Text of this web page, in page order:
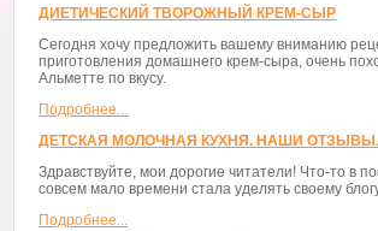
ДИЕТИЧЕСКИЙ ТВОРОЖНЫЙ КРЕМ-СЫР
Сегодня хочу предложить вашему вниманию
приготовления домашнего крем-сыра, очень
Альметте по вкусу.
Подробнее...
ДЕТСКАЯ МОЛОЧНАЯ КУХНЯ. НАШИ ОТЗЫВЫ.
Здравствуйте, мои дорогие читатели! Что-то в
совсем мало времени стала уделять своему
Подробнее...